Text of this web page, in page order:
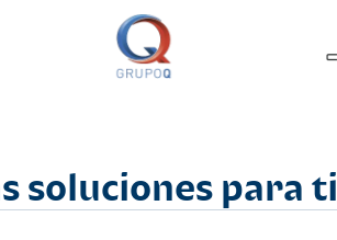
soluciones para ti